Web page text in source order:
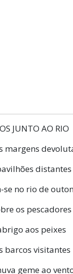
JUNTO AO RIO
margens
distantes
no rio de
os pescadores
aos peixes
barcos visitantes
geme ao